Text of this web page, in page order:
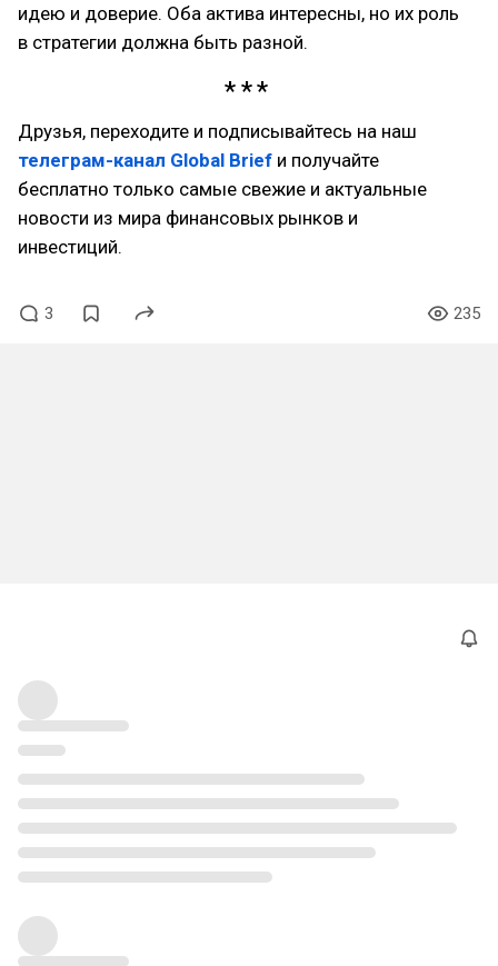
идею и доверие. Оба актива интересны, но их роль
в стратегии должна быть разной.
Друзья, переходите и подписывайтесь на наш
телеграм-канал Global Brief и получайте
бесплатно только самые свежие и актуальные
новости из мира финансовых рынков и
инвестиций.
3 235